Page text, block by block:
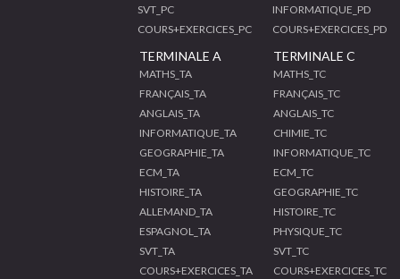
SVT_PC
COURS+EXERCICES_PC
INFORMATIQUE_PD
COURS+EXERCICES_PD
TERMINALE A
MATHS_TA
FRANÇAIS_TA
ANGLAIS_TA
INFORMATIQUE_TA
GEOGRAPHIE_TA
ECM_TA
HISTOIRE_TA
ALLEMAND_TA
ESPAGNOL_TA
SVT_TA
COURS+EXERCICES_TA
TERMINALE C
MATHS_TC
FRANÇAIS_TC
ANGLAIS_TC
CHIMIE_TC
INFORMATIQUE_TC
ECM_TC
GEOGRAPHIE_TC
HISTOIRE_TC
PHYSIQUE_TC
SVT_TC
COURS+EXERCICES_TC